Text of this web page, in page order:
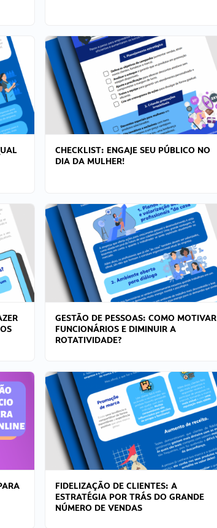
CHECKLIST: ENGAJE SEU PÚBLICO NO
DIA DA MULHER!
GESTÃO DE PESSOAS: COMO MOTIVAR
FUNCIONÁRIOS E DIMINUIR A
ROTATIVIDADE?
FIDELIZAÇÃO DE CLIENTES: A
ESTRATÉGIA POR TRÁS DO GRANDE
NÚMERO DE VENDAS